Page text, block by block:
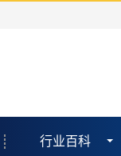
行业百科